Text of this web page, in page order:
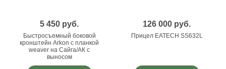
5 450 руб.
Быстросъемный боковой
кронштейн Arkon с планкой
weaver на Сайга/АК с
выносом
126 000 руб.
Прицел EATECH SS632L